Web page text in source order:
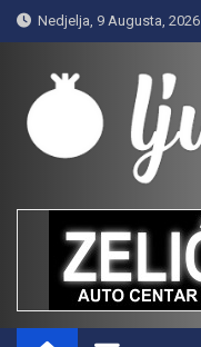
Skip
to
content
Nedjelja, 9 Augusta, 2026
Ljubušaci
Svom voljenom gradu